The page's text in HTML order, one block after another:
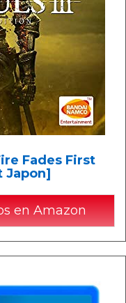
Fades First
Japon]
en Amazon